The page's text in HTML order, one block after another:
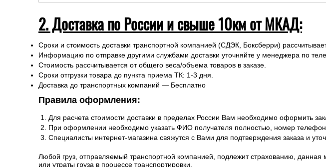
2. Доставка по России и свыше 10км от МКАД:
Сроки и стоимость доставки транспортной компанией (СДЭК, Боксберри)
Информацию по отправке другими службами доставки уточняйте у менеджера по
Стоимость рассчитывается от общего веса/объема товаров в заказе.
Сроки отгрузки товара до пункта приема ТК: 1-3 дня.
Доставка до транспортных компаний — Бесплатно
Правила оформления:
Для расчета стоимости доставки в пределах России Вам необходимо оформить
При оформлении необходимо указать ФИО получателя полностью, номер
Специалисты интернет-магазина свяжутся с Вами для подтверждения заказа и
Любой груз, отправляемый транспортной компанией, подлежит страхованию,
или утраты груза в процессе транспортировки.